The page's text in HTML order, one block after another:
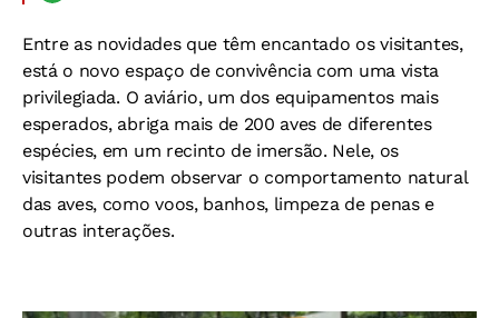
Entre as novidades que têm encantado os visitantes,
está o novo espaço de convivência com uma vista
privilegiada. O aviário, um dos equipamentos mais
esperados, abriga mais de 200 aves de diferentes
espécies, em um recinto de imersão. Nele, os
visitantes podem observar o comportamento natural
das aves, como voos, banhos, limpeza de penas e
outras interações.